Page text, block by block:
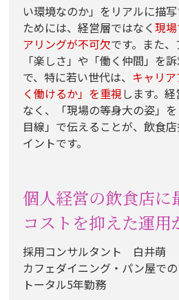
い環境なのか」をリアルに描
ためには、経営層ではなく現
アリングが不可欠です。また
「楽しさ」や「働く仲間」を
で、特に若い世代は、 キャリ
く働けるか」を重視します。
なく、「現場の等身大の姿」
目線」で伝えることが、飲食
イントです。
個人経営の飲食店に
コストを抑えた運用
採用コンサルタント 白井萌
カフェダイニング・パン屋で
トータル5年勤務